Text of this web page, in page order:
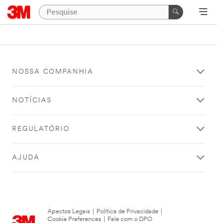
NOSSA COMPANHIA
NOTÍCIAS
REGULATÓRIO
AJUDA
Apectos Legais Política de Privacidade
Cookie Preferences
Fale com o DPO